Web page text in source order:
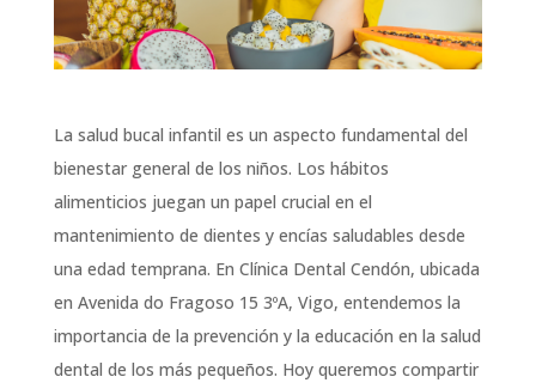
La salud bucal infantil es un aspecto fundamental del
bienestar general de los niños. Los hábitos
alimenticios juegan un papel crucial en el
mantenimiento de dientes y encías saludables desde
una edad temprana. En Clínica Dental Cendón, ubicada
en Avenida do Fragoso 15 3ºA, Vigo, entendemos la
importancia de la prevención y la educación en la salud
dental de los más pequeños. Hoy queremos compartir